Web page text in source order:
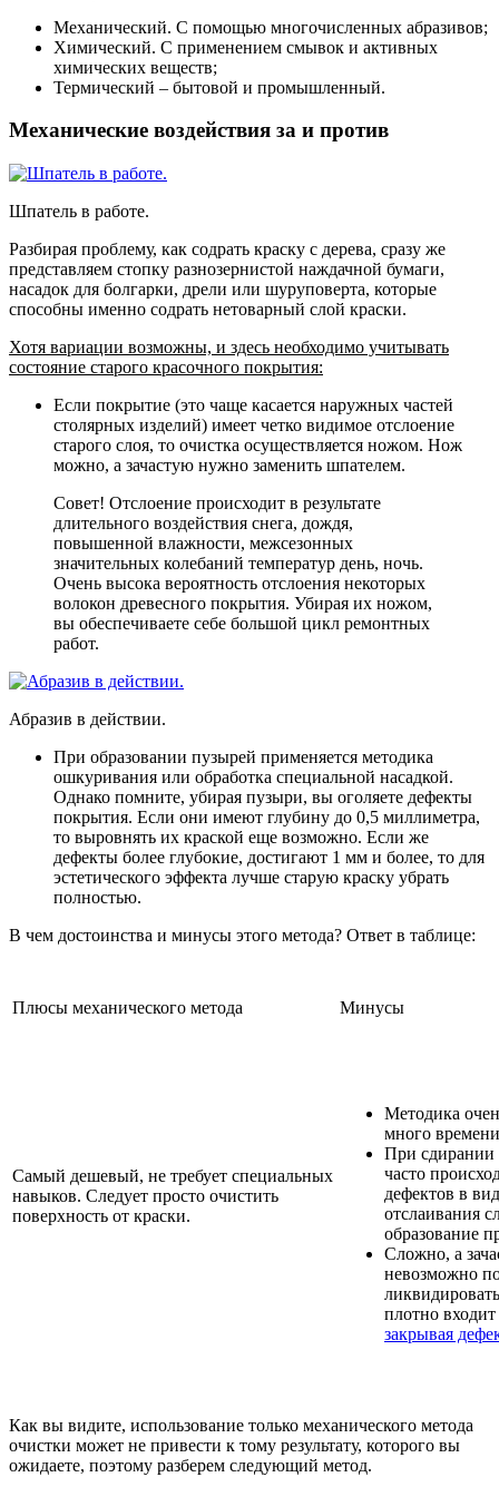
Механический. С помощью многочисленных абразивов;
Химический. С применением смывок и активных
химических веществ;
Термический – бытовой и промышленный.
Механические воздействия за и против
Шпатель в работе.
Разбирая проблему, как содрать краску с дерева, сразу же
представляем стопку разнозернистой наждачной бумаги,
насадок для болгарки, дрели или шуруповерта, которые
способны именно содрать нетоварный слой краски.
Хотя вариации возможны, и здесь необходимо учитывать
состояние старого красочного покрытия:
Если покрытие (это чаще касается наружных частей
столярных изделий) имеет четко видимое отслоение
старого слоя, то очистка осуществляется ножом. Нож
можно, а зачастую нужно заменить шпателем.
Совет! Отслоение происходит в результате
длительного воздействия снега, дождя,
повышенной влажности, межсезонных
значительных колебаний температур день, ночь.
Очень высока вероятность отслоения некоторых
волокон древесного покрытия. Убирая их ножом,
вы обеспечиваете себе большой цикл ремонтных
работ.
Абразив в действии.
При образовании пузырей применяется методика
ошкуривания или обработка специальной насадкой.
Однако помните, убирая пузыри, вы оголяете дефекты
покрытия. Если они имеют глубину до 0,5 миллиметра,
то выровнять их краской еще возможно. Если же
дефекты более глубокие, достигают 1 мм и более, то для
эстетического эффекта лучше старую краску убрать
полностью.
В чем достоинства и минусы этого метода? Ответ в таблице:
Плюсы механического метода Минусы
Самый дешевый, не требует специальных
навыков. Следует просто очистить
поверхность от краски.
Методика
много
При сдирании
часто
дефектов в
отслаивания
образование
Сложно, а
невозможно
плотно
закрывая
Как вы видите, использование только механического метода
очистки может не привести к тому результату, которого вы
ожидаете, поэтому разберем следующий метод.